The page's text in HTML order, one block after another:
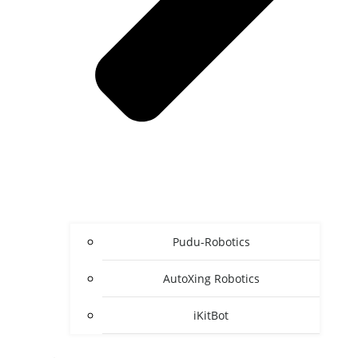
Pudu-Robotics
AutoXing Robotics
iKitBot